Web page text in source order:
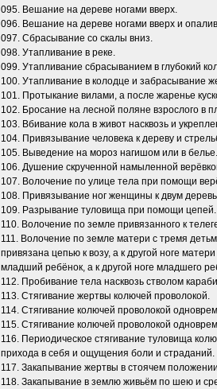
095. Вешание на дереве ногами вверх.
096. Вешание на дереве ногами вверх и
097. Сбрасывание со скалы вниз.
098. Утапливание в реке.
099. Утапливание сбрасыванием в глубокий
100. Утапливание в колодце и забрасывание
101. Протыкание вилами, а после жаренье
102. Бросание на лесной поляне взрослого в
103. Вбивание кола в живот насквозь и
104. Привязывание человека к дереву и
105. Выведение на мороз нагишом или в белье.
106. Душение скрученной намыленной
107. Волочение по улице тела при помощи
108. Привязывание ног женщины к двум
109. Разрывание туловища при помощи цепей.
110. Волочение по земле привязанного к
111. Волочение по земле матери с тремя
привязана цепью к возу, а к другой ноге
младший ребёнок, а к другой ноге младшего
112. Пробивание тела насквозь стволом
113. Стягивание жертвы колючей проволокой.
114. Стягивание колючей проволокой
115. Стягивание колючей проволокой
116. Периодическое стягивание туловища
прихода в себя и ощущения боли и страданий.
117. Закапывание жертвы в стоячем
118. Закапывание в землю живьём по шею и